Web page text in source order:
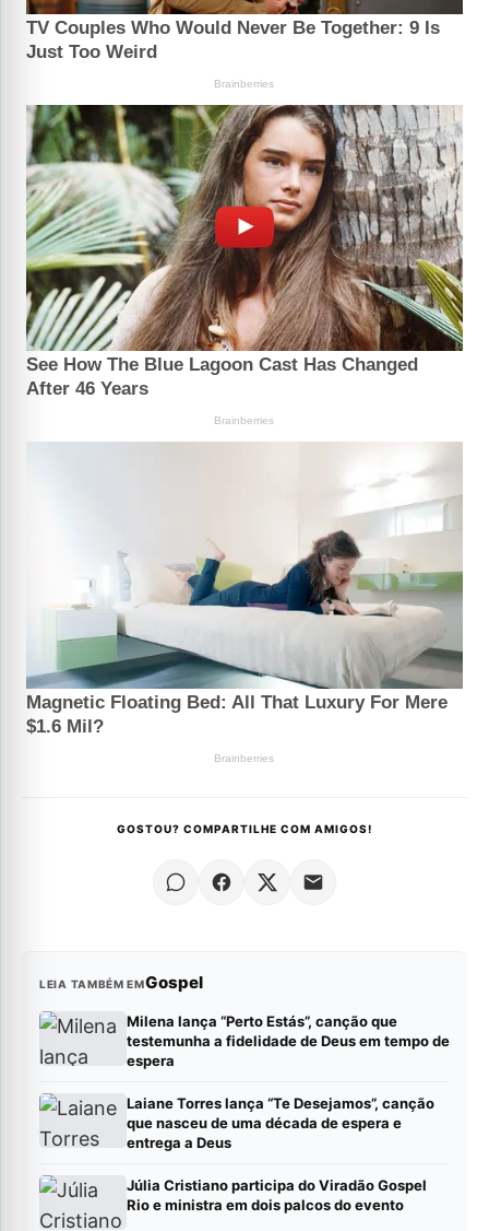
GOSTOU? COMPARTILHE COM AMIGOS!
LEIA TAMBÉM EMGospel
Milena lança “Perto Estás”, canção que
testemunha a fidelidade de Deus em tempo de
espera
Laiane Torres lança “Te Desejamos”, canção
que nasceu de uma década de espera e
entrega a Deus
Júlia Cristiano participa do Viradão Gospel
Rio e ministra em dois palcos do evento